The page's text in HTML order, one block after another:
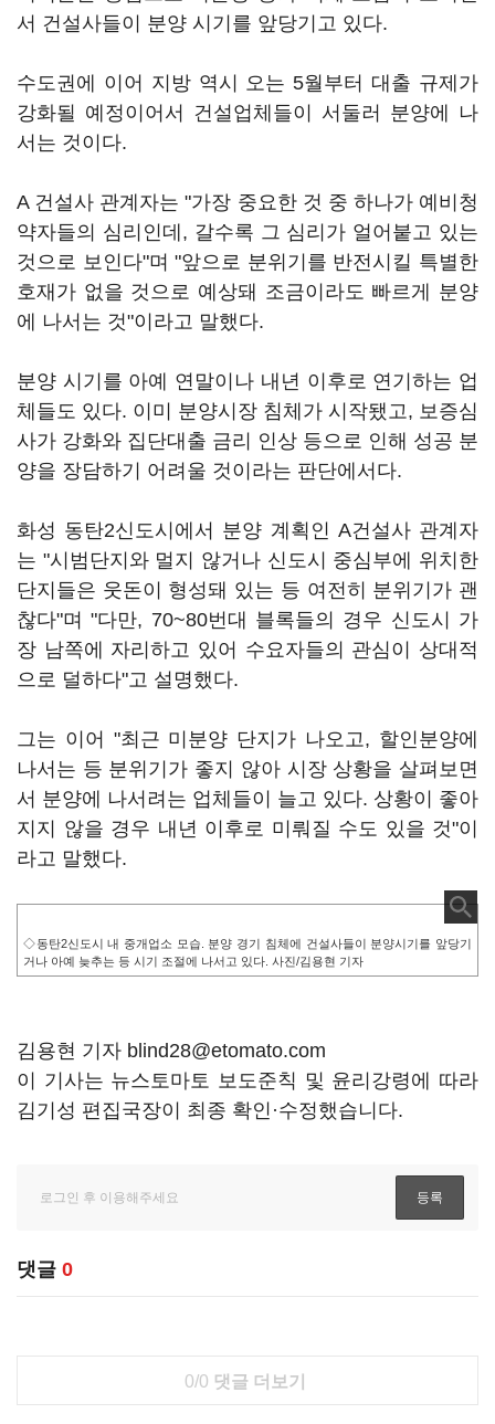
서 건설사들이 분양 시기를 앞당기고 있다.
수도권에 이어 지방 역시 오는 5월부터 대출 규제가
강화될 예정이어서 건설업체들이 서둘러 분양에 나
서는 것이다.
A 건설사 관계자는 "가장 중요한 것 중 하나가 예비청
약자들의 심리인데, 갈수록 그 심리가 얼어붙고 있는
것으로 보인다"며 "앞으로 분위기를 반전시킬 특별한
호재가 없을 것으로 예상돼 조금이라도 빠르게 분양
에 나서는 것"이라고 말했다.
분양 시기를 아예 연말이나 내년 이후로 연기하는 업
체들도 있다. 이미 분양시장 침체가 시작됐고, 보증심
사가 강화와 집단대출 금리 인상 등으로 인해 성공 분
양을 장담하기 어려울 것이라는 판단에서다.
화성 동탄2신도시에서 분양 계획인 A건설사 관계자
는 "시범단지와 멀지 않거나 신도시 중심부에 위치한
단지들은 웃돈이 형성돼 있는 등 여전히 분위기가 괜
찮다"며 "다만, 70~80번대 블록들의 경우 신도시 가
장 남쪽에 자리하고 있어 수요자들의 관심이 상대적
으로 덜하다"고 설명했다.
그는 이어 "최근 미분양 단지가 나오고, 할인분양에
나서는 등 분위기가 좋지 않아 시장 상황을 살펴보면
서 분양에 나서려는 업체들이 늘고 있다. 상황이 좋아
지지 않을 경우 내년 이후로 미뤄질 수도 있을 것"이
라고 말했다.
◇동탄2신도시 내 중개업소 모습. 분양 경기 침체에 건설사들이 분양시기를 앞당기
거나 아예 늦추는 등 시기 조절에 나서고 있다. 사진/김용현 기자
김용현 기자 blind28@etomato.com
이 기사는 뉴스토마토 보도준칙 및 윤리강령에 따라
김기성 편집국장이 최종 확인·수정했습니다.
댓글 0
0/0 댓글 더보기